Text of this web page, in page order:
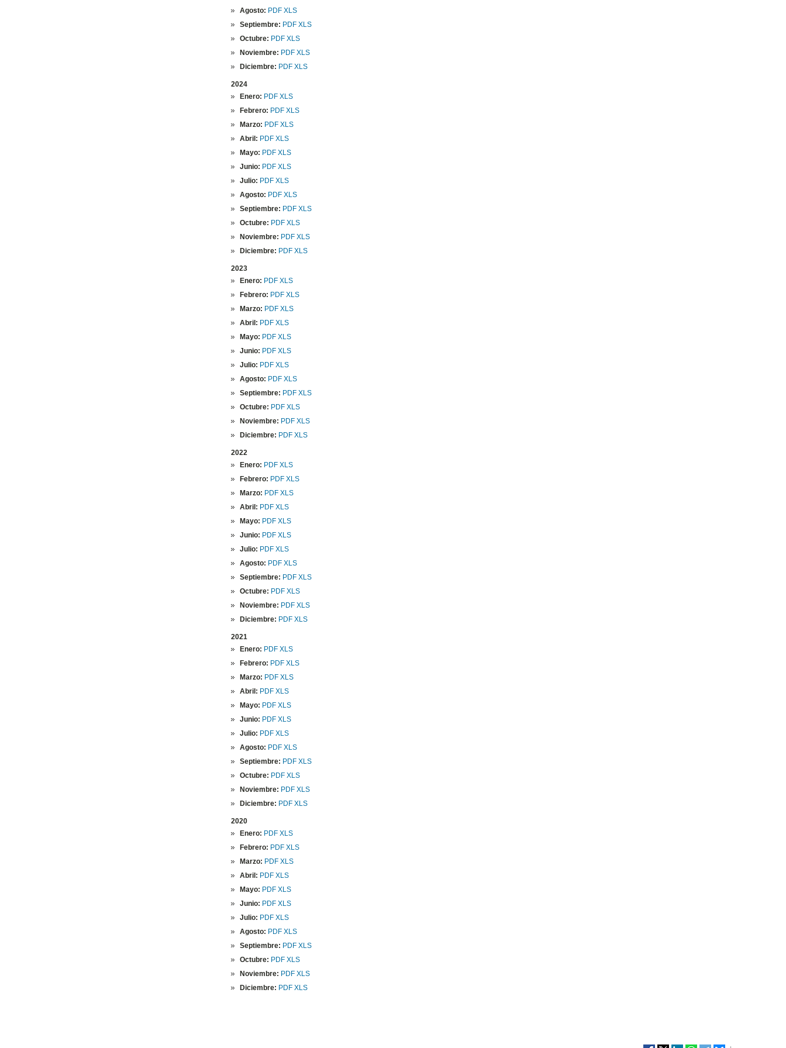
Agosto: PDF XLS
Septiembre: PDF XLS
Octubre: PDF XLS
Noviembre: PDF XLS
Diciembre: PDF XLS
2024
Enero: PDF XLS
Febrero: PDF XLS
Marzo: PDF XLS
Abril: PDF XLS
Mayo: PDF XLS
Junio: PDF XLS
Julio: PDF XLS
Agosto: PDF XLS
Septiembre: PDF XLS
Octubre: PDF XLS
Noviembre: PDF XLS
Diciembre: PDF XLS
2023
Enero: PDF XLS
Febrero: PDF XLS
Marzo: PDF XLS
Abril: PDF XLS
Mayo: PDF XLS
Junio: PDF XLS
Julio: PDF XLS
Agosto: PDF XLS
Septiembre: PDF XLS
Octubre: PDF XLS
Noviembre: PDF XLS
Diciembre: PDF XLS
2022
Enero: PDF XLS
Febrero: PDF XLS
Marzo: PDF XLS
Abril: PDF XLS
Mayo: PDF XLS
Junio: PDF XLS
Julio: PDF XLS
Agosto: PDF XLS
Septiembre: PDF XLS
Octubre: PDF XLS
Noviembre: PDF XLS
Diciembre: PDF XLS
2021
Enero: PDF XLS
Febrero: PDFXLS
Marzo: PDF XLS
Abril: PDF XLS
Mayo: PDF XLS
Junio: PDF XLS
Julio: PDF XLS
Agosto: PDF XLS
Septiembre: PDF XLS
Octubre: PDF XLS
Noviembre: PDF XLS
Diciembre: PDF XLS
2020
Enero: PDF XLS
Febrero: PDF XLS
Marzo: PDF XLS
Abril: PDF XLS
Mayo: PDF XLS
Junio: PDF XLS
Julio: PDF XLS
Agosto: PDF XLS
Septiembre: PDF XLS
Octubre: PDF XLS
Noviembre: PDF XLS
Diciembre: PDF XLS